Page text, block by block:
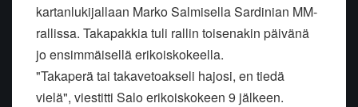
kartanlukijallaan Marko Salmisella Sardinian MM-
rallissa. Takapakkia tuli rallin toisenakin päivänä
jo ensimmäisellä erikoiskokeella.
"Takaperä tai takavetoakseli hajosi, en tiedä
vielä", viestitti Salo erikoiskokeen 9 jälkeen.